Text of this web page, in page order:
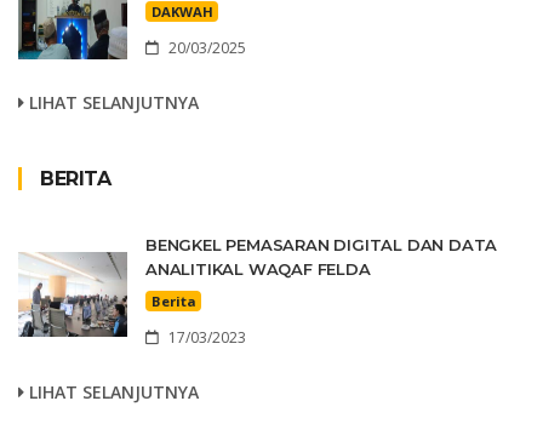
DAKWAH
20/03/2025
LIHAT SELANJUTNYA
BERITA
BENGKEL PEMASARAN DIGITAL DAN DATA
ANALITIKAL WAQAF FELDA
Berita
17/03/2023
LIHAT SELANJUTNYA